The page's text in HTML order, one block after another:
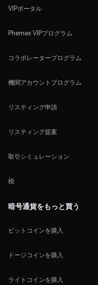
VIPポータル
Phemex VIPプログラム
コラボレータープログラム
機関アカウントプログラム
リスティング申請
リスティング提案
取引シミュレーション
税
暗号通貨をもっと買う
ビットコインを購入
ドージコインを購入
ライトコインを購入